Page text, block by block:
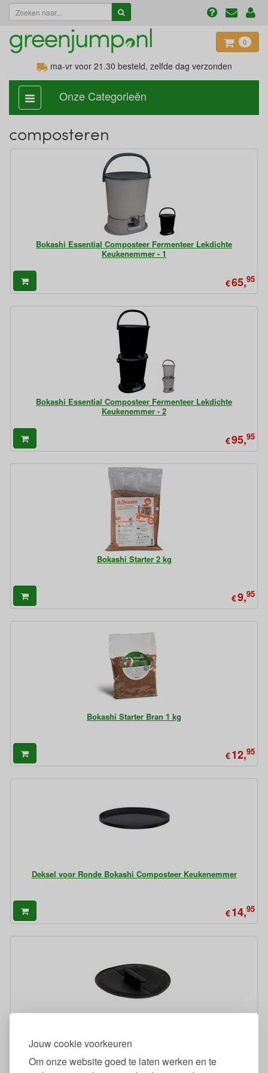
Jouw cookie voorkeuren
Om onze website goed te laten werken en te
0
ma-vr voor 21.30 besteld, zelfde dag verzonden
categorie
aan,
Onze Categorieën
composteren
Bokashi Essential Composteer Fermenteer Lekdichte
Keukenemmer - 1
€65,95
Bokashi Essential Composteer Fermenteer Lekdichte
Keukenemmer - 2
€95,95
Bokashi Starter 2 kg
€9,95
Bokashi Starter Bran 1 kg
€12,95
Deksel voor Ronde Bokashi Composteer Keukenemmer
€14,95
Keukenemmer